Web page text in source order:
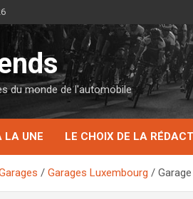
du monde de l'automobile
LA UNE LE CHOIX DE LA
Garages Luxembourg